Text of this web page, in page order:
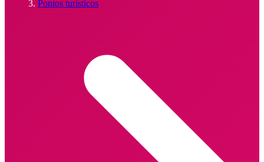
Pontos turísticos